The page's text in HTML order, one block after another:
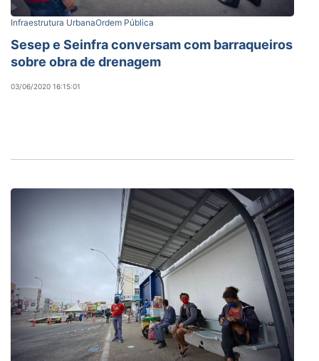
Infraestrutura UrbanaOrdem Pública
Sesep e Seinfra conversam com barraqueiros
sobre obra de drenagem
03/06/2020 16:15:01